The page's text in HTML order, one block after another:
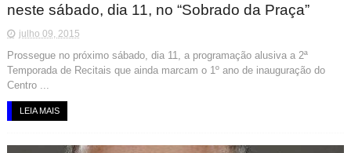
neste sábado, dia 11, no “Sobrado da Praça”
julho 09, 2015
Prossegue no próximo sábado, dia 11, a programação alusiva a 2ª
Temporada de Recitais que ainda marcam o 1º ano de inauguração do
Centro ...
LEIA MAIS